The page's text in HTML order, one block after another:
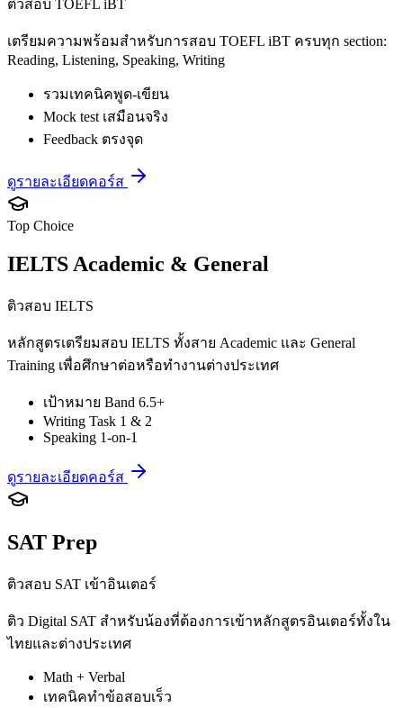
ติวสอบ TOEFL iBT
เตรียมความพร้อมสำหรับการสอบ TOEFL iBT ครบทุก section:
Reading, Listening, Speaking, Writing
รวมเทคนิคพูด-เขียน
Mock test เสมือนจริง
Feedback ตรงจุด
ดูรายละเอียดคอร์ส
Top Choice
IELTS Academic & General
ติวสอบ IELTS
หลักสูตรเตรียมสอบ IELTS ทั้งสาย Academic และ General
Training เพื่อศึกษาต่อหรือทำงานต่างประเทศ
เป้าหมาย Band 6.5+
Writing Task 1 & 2
Speaking 1-on-1
ดูรายละเอียดคอร์ส
SAT Prep
ติวสอบ SAT เข้าอินเตอร์
ติว Digital SAT สำหรับน้องที่ต้องการเข้าหลักสูตรอินเตอร์ทั้งใน
ไทยและต่างประเทศ
Math + Verbal
เทคนิคทำข้อสอบเร็ว